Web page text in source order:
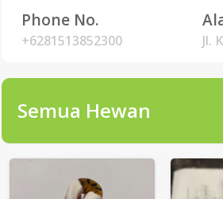
Phone No.
+6281513852300 Jl.
Semua Hewan